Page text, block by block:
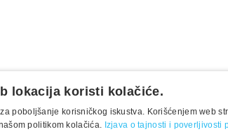
lokacija koristi kolačiće.
poboljšanje korisničkog iskustva. Korišćenjem web
politikom kolačića. Izjava o tajnosti i poverljivosti